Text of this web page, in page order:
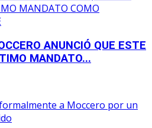
ANUNCIÓ QUE ESTE
MANDATO...